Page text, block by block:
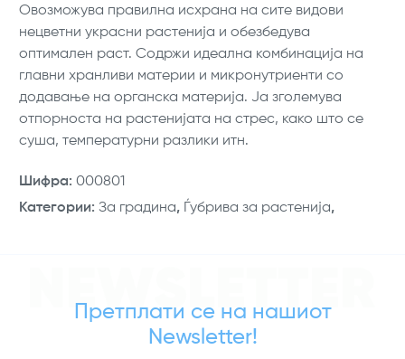
Овозможува правилна исхрана на сите видови
нецветни украсни растенија и обезбедува
оптимален раст. Содржи идеална комбинација на
главни хранливи материи и микронутриенти со
додавање на органска материја. Ја зголемува
отпорноста на растенијата на стрес, како што се
суша, температурни разлики итн.
Шифра: 000801
Категории: За градина, Ѓубрива за растенија,
NEWSLETTER
Претплати се на нашиот
Newsletter!